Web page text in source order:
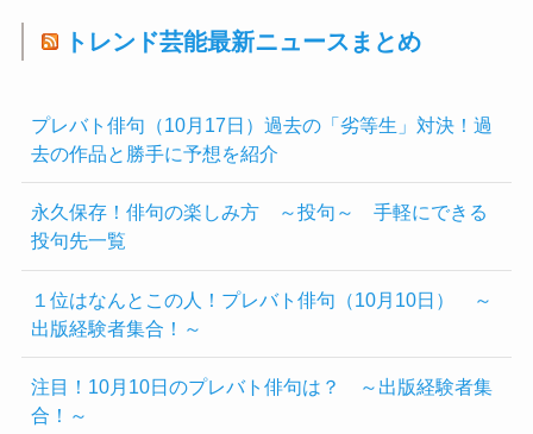
トレンド芸能最新ニュースまとめ
プレバト俳句（10月17日）過去の「劣等生」対決！過
去の作品と勝手に予想を紹介
永久保存！俳句の楽しみ方 ～投句～ 手軽にできる
投句先一覧
１位はなんとこの人！プレバト俳句（10月10日） ～
出版経験者集合！～
注目！10月10日のプレバト俳句は？ ～出版経験者集
合！～